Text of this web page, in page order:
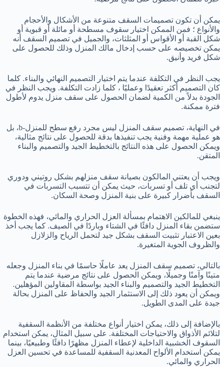
يمكن أن تكون تصميمات السقف متنوعة من الأشكال والأحجام
والأنواع ؛ فمن الممكن اختيار سقوف مسطحة أو مائلة أو قبوية أو
شكل القبة أو الأقواس أو المثلثات، والجميل في تصميم السقف أنه
يمكن تخصيصه على حسب إدخال مالك المنزل وذلك للحصول على
شكل فريد وأنيق.
يجب النظر في التكلفة عندما يتم اختيار التصميم النهائي والبناء. كلما
كان التصميم أكثر تعقيدًا وعمليًا ، كلما زادت التكلفة. ويجب النظر في
الجودة بدلاً من الكمية لضمان الحصول على سقف منزل يدوم لأطول
فترة ممكنة.
في النهاية، تصميم سقف المنزل ليس مجرد رفع سطح للمنزل-b، بل
هو عملية مهمة وفنية يجب تنفيذها بدقة للحصول على نتائج مثالية،
ويمكن الحصول على هذه النتائج بالتخطيط الجيد والتصميم والبناء
المتقن.
ويجب أن يعتني المالكون بصيانة سقف منزلهم بشكل روتيني ودوري
لتجنب أي تلف أو تسربات، حيث يمكن أن تتسبب التسربات في
السقف بأضرار كبيرة على بنية المنزل وصحة السكان.
ينبغي للمالكين الاهتمام بمسألة العزل الحراري والمائي، فهذه الخطوة
ستضمن بقاء المنزل دافئًا في الشتاء وباردًا في الصيف. كما يجب أخذ
بعين الاعتبار تثبيت السقف بشكل جيد لتحمل الرياح والزلازل
والظروف الجوية المتغيرة.
بالتالي، تصميم سقف المنزل يعد عاملًا حاسمًا في بناء المنزل وجعله
متينًا وآمنًا وجميلًا، ويمكن الحصول على نتائج مرضية عندما يتم
التخطيط الجيد والتصميم والبناء الجيد بواسطة المقاولين المؤهلين.
ويمكن أن يعود ذلك إلى الاستثمار الجيد والحفاظ على المنزل بحالة
جيدة على المدى الطويل.
بالإضافة إلى ذلك، يمكن اختيار أنواع مختلفة من الأنظمة السقفية
لتلائم الأذواق والاحتياجات المختلفة. على سبيل المثال، يمكن استخدام
السقوف الخشبية الداخلية لإعطاء المنزل مظهرًا دافئًا وطبيعيًا، بينما
يمكن استخدام الألواح المعدنية السقفية للمساعدة في تحسين العزل
الحراري والمائي.